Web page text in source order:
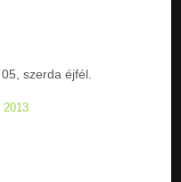
szerda éjfél.
2013